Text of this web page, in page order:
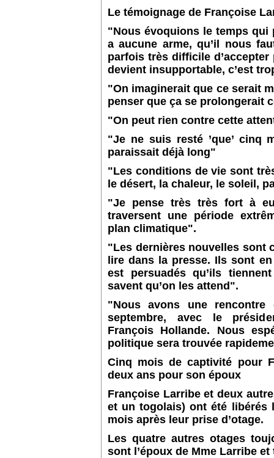
Le témoignage de Françoise
"Nous évoquions le temps qui
a aucune arme, qu’il nous
parfois très difficile
devient insupportable, c’est
"On imaginerait que ce serait
penser que ça se prolongerait
"On peut rien contre cette
"Je ne suis resté ’que’ cinq
paraissait déjà long"
"Les conditions de vie sont
le désert, la chaleur, le soleil,
"Je pense très très fort à
traversent une période
plan climatique".
"Les dernières nouvelles sont
lire dans la presse. Ils sont
est persuadés qu’ils
savent qu’on les attend".
"Nous avons une
septembre, avec le
François Hollande. Nous
politique sera trouvée
Cinq mois de captivité pour
deux ans pour son époux
Françoise Larribe et deux
et un togolais) ont été libérés
mois après leur prise d’otage.
Les quatre autres otages
sont l’époux de Mme Larribe